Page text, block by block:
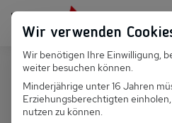
Persönlich für dich da: +49 251
Suchfeld
PL 065.006B - FH
Wir verwenden
Wir benötigen Ihre Einwilligung,
weiter besuchen können.
Minderjährige unter 16 Jahren
Erziehungsberechtigten
nutzen zu können.